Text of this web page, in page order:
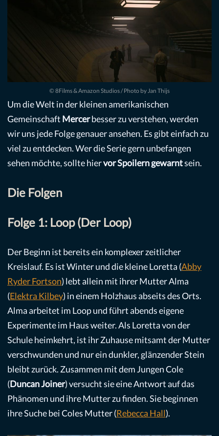
© 8Films & Amazon Studios / Photo by Jan Thijs
Um die Welt in der kleinen amerikanischen
Gemeinschaft Mercerbesser zu verstehen, werden
wir uns jede Folge genauer ansehen. Es gibt einfach zu
viel zu entdecken. Wer die Serie gern unbefangen
sehen möchte, sollte hiervor Spoilern gewarntsein.
Die Folgen
Folge 1: Loop (Der Loop)
Der Beginn ist bereits ein komplexer zeitlicher
Kreislauf. Es ist Winter und die kleine Loretta (Abby
Ryder Fortson) lebt allein mit ihrer Mutter Alma
(Elektra Kilbey) in einem Holzhaus abseits des Orts.
Alma arbeitet im Loop und führt abends eigene
Experimente im Haus weiter. Als Loretta von der
Schule heimkehrt, ist ihr Zuhause mitsamt der Mutter
verschwunden und nur ein dunkler, glänzender Stein
bleibt zurück. Zusammen mit dem Jungen Cole
(Duncan Joiner) versucht sie eine Antwort auf das
Phänomen und ihre Mutter zu finden. Sie beginnen
ihre Suche bei Coles Mutter (Rebecca Hall).